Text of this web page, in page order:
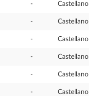
- Castellano
- Castellano
- Castellano
- Castellano
- Castellano
- Castellano